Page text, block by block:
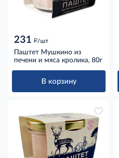
231 д/шт
Паштет Мушкино из
печени и мяса кролика, 80г
В корзину